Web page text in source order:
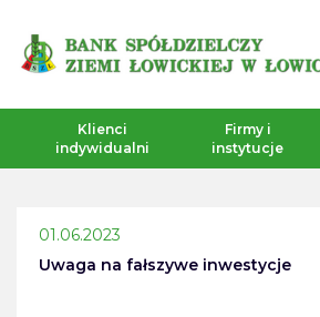
Klienci
indywidualni
Firmy i
instytucje
01.06.2023
Uwaga na fałszywe inwestycje